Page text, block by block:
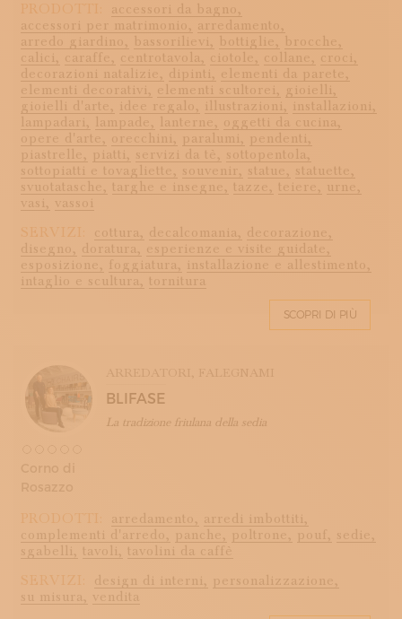
PRODOTTI:
accessori da bagno,
accessori per matrimonio,
arredamento,
arredo giardino,
bassorilievi, bottiglie,
brocche,
calici,
caraffe, centrotavola, ciotole, collane, croci,
decorazioni natalizie,
dipinti,
elementi da parete,
elementi decorativi,
elementi scultorei,
gioielli,
gioielli d'arte, idee regalo, illustrazioni,
installazioni,
lampadari,
lampade, lanterne, oggetti da cucina,
opere d'arte,
orecchini, paralumi,
pendenti,
piastrelle, piatti, servizi da tè,
sottopentola,
sottopiatti e tovagliette, souvenir, statue, statuette,
svuotatasche, targhe e insegne, tazze, teiere,
urne,
vasi, vassoi
SERVIZI:
cottura, decalcomania,
decorazione,
disegno,
doratura,
esperienze e visite guidate,
esposizione,
foggiatura,
installazione e allestimento,
intaglio e scultura, tornitura
SCOPRI DI PIÙ
BLIFASE
La tradizione friulana della sedia
PRODOTTI: arredamento, arredi imbottiti,
complementi d'arredo, panche, poltrone, pouf,
sedie,
sgabelli,
tavoli,
tavolini da caffè
SERVIZI:
design di interni,
personalizzazione,
su misura,
vendita